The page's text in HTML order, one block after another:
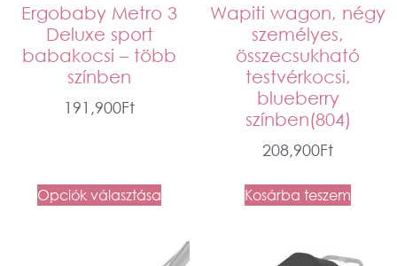
Ergobaby Metro 3
Deluxe sport
babakocsi – több
színben
191,900Ft
Opciók választása
Wapiti wagon, négy
személyes,
összecsukható
testvérkocsi,
blueberry
színben(804)
208,900Ft
Kosárba teszem